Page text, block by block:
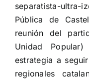
separatista-ultra-
Pública de
reunión del
Unidad
estrategia a
regionales